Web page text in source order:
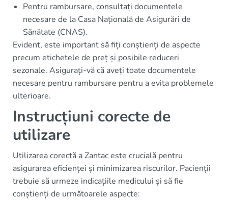
Pentru rambursare, consultați documentele
necesare de la Casa Națională de Asigurări de
Sănătate (CNAS).
Evident, este important să fiți conștienți de aspecte
precum etichetele de preț și posibile reduceri
sezonale. Asigurați-vă că aveți toate documentele
necesare pentru rambursare pentru a evita problemele
ulterioare.
Instrucțiuni corecte de
utilizare
Utilizarea corectă a Zantac este crucială pentru
asigurarea eficienței și minimizarea riscurilor. Pacienții
trebuie să urmeze indicațiile medicului și să fie
conștienți de următoarele aspecte: